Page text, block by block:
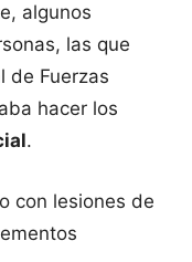
algunos
las que
de Fuerzas
hacer los
.
con lesiones de